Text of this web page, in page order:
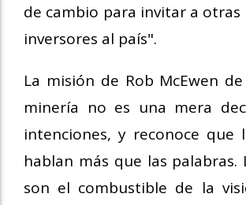
de cambio para invitar a otras
inversores al país".
La misión de Rob McEwen
minería no es una mera
intenciones, y reconoce que
hablan más que las palabras.
son el combustible de la